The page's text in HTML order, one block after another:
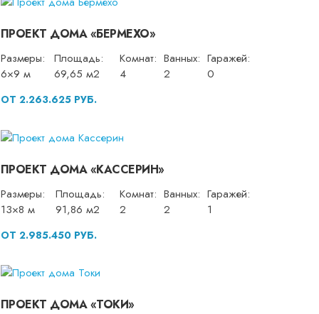
ПРОЕКТ ДОМА «БЕРМЕХО»
Размеры:
6×9 м
Площадь:
69,65 м2
Комнат:
4
Ванных:
2
Гаражей:
0
ОТ 2.263.625 РУБ.
ПРОЕКТ ДОМА «КАССЕРИН»
Размеры:
13×8 м
Площадь:
91,86 м2
Комнат:
2
Ванных:
2
Гаражей:
1
ОТ 2.985.450 РУБ.
ПРОЕКТ ДОМА «ТОКИ»